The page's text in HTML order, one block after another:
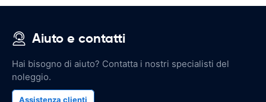
Aiuto e contatti
Hai bisogno di aiuto? Contatta i nostri specialisti del
noleggio.
Assistenza clienti